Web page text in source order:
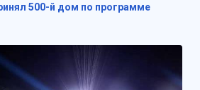
500-й дом по программе